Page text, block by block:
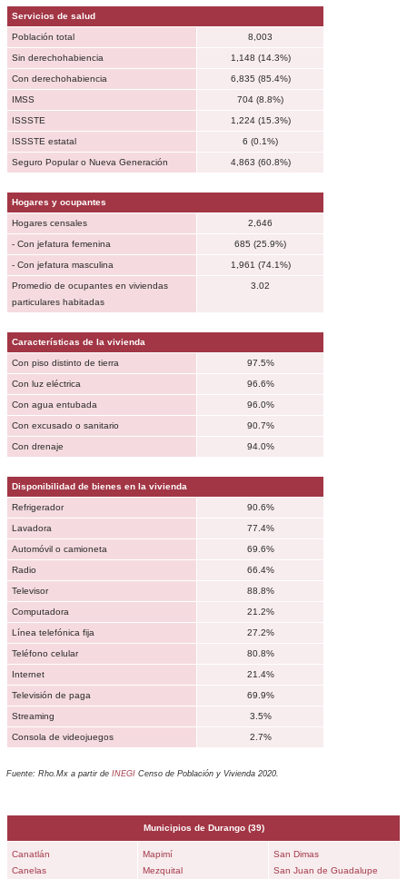
Servicios de salud
Población total 8,003
Sin derechohabiencia 1,148 (14.3%)
Con derechohabiencia 6,835 (85.4%)
IMSS 704 (8.8%)
ISSSTE 1,224 (15.3%)
ISSSTE estatal 6 (0.1%)
Seguro Popular o Nueva Generación 4,863 (60.8%)
Hogares y ocupantes
Hogares censales 2,646
- Con jefatura femenina 685 (25.9%)
- Con jefatura masculina 1,961 (74.1%)
Promedio de ocupantes en viviendas
particulares habitadas
3.02
Características de la vivienda
Con piso distinto de tierra 97.5%
Con luz eléctrica 96.6%
Con agua entubada 96.0%
Con excusado o sanitario 90.7%
Con drenaje 94.0%
Disponibilidad de bienes en la vivienda
Refrigerador 90.6%
Lavadora 77.4%
Automóvil o camioneta 69.6%
Radio 66.4%
Televisor 88.8%
Computadora 21.2%
Línea telefónica fija 27.2%
Teléfono celular 80.8%
Internet 21.4%
Televisión de paga 69.9%
Streaming 3.5%
Consola de videojuegos 2.7%
Fuente: Rho.Mx a partir de INEGI Censo de Población y Vivienda 2020.
Municipios de Durango(39)
Canatlán
Canelas
Mapimí
Mezquital
San Dimas
San Juan de Guadalupe